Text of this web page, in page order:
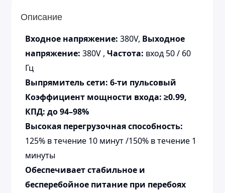
Описание
Входное напряжение: 380V, Выходное
напряжение: 380V , Частота: вход 50 / 60
Гц
Выпрямитель сети: 6-ти пульсовый
Коэффициент мощности входа: ≥0.99,
КПД: до 94–98%
Высокая перегрузочная способность:
125% в течение 10 минут /150% в течение 1
минуты
Обеспечивает стабильное и
бесперебойное питание при перебоях